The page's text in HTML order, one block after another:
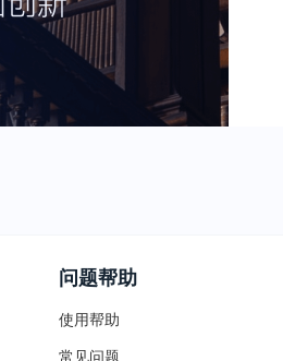
问题帮助
使用帮助
常见问题